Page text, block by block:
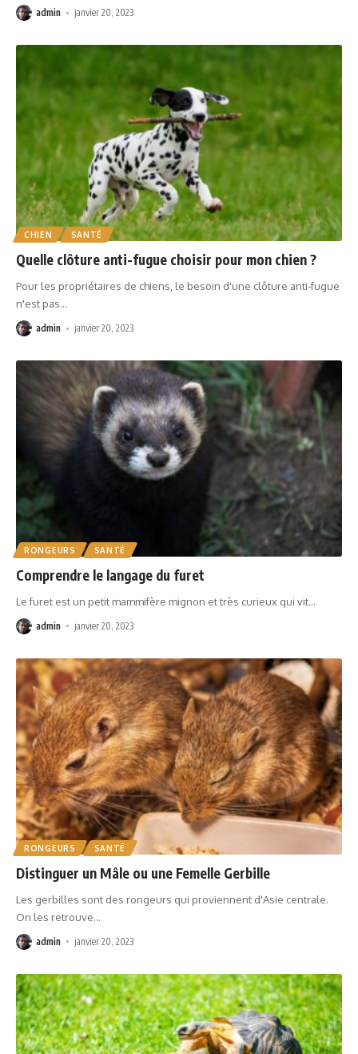
admin janvier 20, 2023
CHIEN SANTÉ
Quelle clôture anti-fugue choisir pour mon chien ?
Pour les propriétaires de chiens, le besoin d'une clôture anti-fugue
n'est pas…
admin janvier 20, 2023
RONGEURS SANTÉ
Comprendre le langage du furet
Le furet est un petit mammifère mignon et très curieux qui vit…
admin janvier 20, 2023
RONGEURS SANTÉ
Distinguer un Mâle ou une Femelle Gerbille
Les gerbilles sont des rongeurs qui proviennent d'Asie centrale.
On les retrouve…
admin janvier 20, 2023